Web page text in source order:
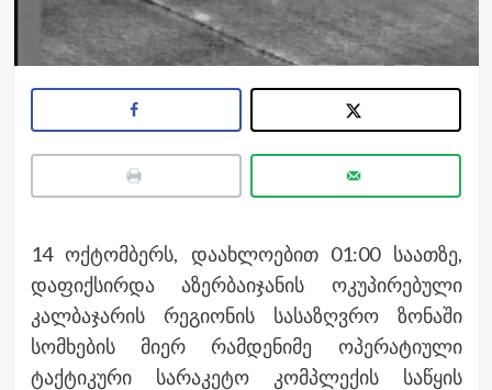
14 ოქტომბერს, დაახლოებით 01:00 საათზე,
დაფიქსირდა აზერბაიჯანის ოკუპირებული
კალბაჯარის რეგიონის სასაზღვრო ზონაში
სომხების მიერ რამდენიმე ოპერატიული
ტაქტიკური სარაკეტო კომპლექის საწყის